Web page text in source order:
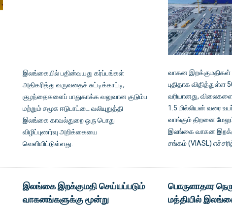
இலங்கையில் பதின்வயது கர்ப்பங்கள்
அதிகரித்து வருவதைச் சுட்டிக்காட்டி,
குழந்தைகளைப் பாதுகாக்க வலுவான குடும்ப
மற்றும் சமூக ஈடுபாட்டை வலியுறுத்தி
இலங்கை காவல்துறை ஒரு பொது
விழிப்புணர்வு அறிக்கையை
வெளியிட்டுள்ளது.
வாகன இறக்குமதிகள்
புதிதாக விதித்துள்ள
வரியானது,
1.5 மில்லியன் வரை
வாங்கும் திறனை
இலங்கை வாகன
சங்கம் (VIASL)
இலங்கை இறக்குமதி செய்யப்படும்
வாகனங்களுக்கு மூன்று
பொருளாதார
மத்தியில்